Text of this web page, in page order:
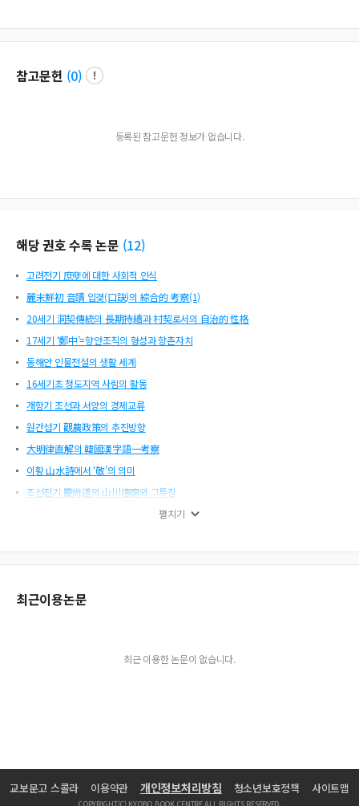
참고문헌 (0)
등록된 참고문헌 정보가 없습니다.
해당 권호 수록 논문 (12)
고려전기 庶孽에 대한 사회적 인식
麗末鮮初 音讀 입겿(口訣)의 綜合的 考察(1)
20세기 洞契傳統의 長期持續과 村契로서의 自治的 性格
17세기 ‘鄭中’=향안조직의 형성과 향촌자치
동해안 인물전설의 생활 세계
16세기초 청도지역 사림의 활동
개항기 조선과 서양의 경제교류
원간섭기 觀農政策의 추진방향
大明律直解의 韓國漢字語一考察
이황 山水詩에서 ‘敬’의 의미
조선전기 慶尙道의 山川壇廟와 그특징
펼치기
최근이용논문
최근 이용한 논문이 없습니다.
교보문고 스콜라 이용약관 개인정보처리방침 청소년보호정책 사이트맵